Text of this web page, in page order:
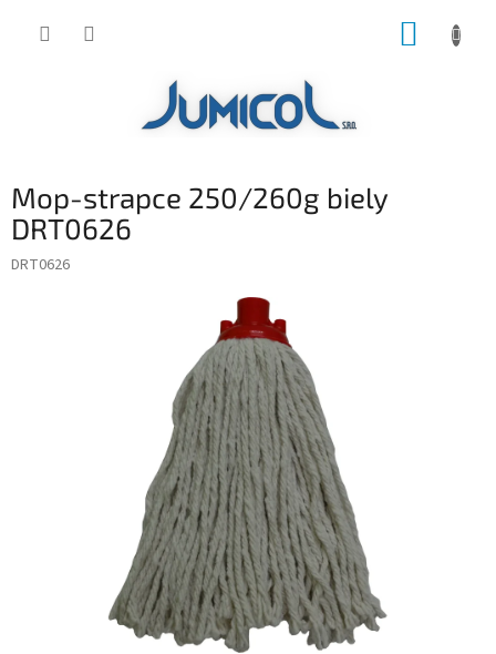
Mop-strapce 250/260g biely
DRT0626
DRT0626